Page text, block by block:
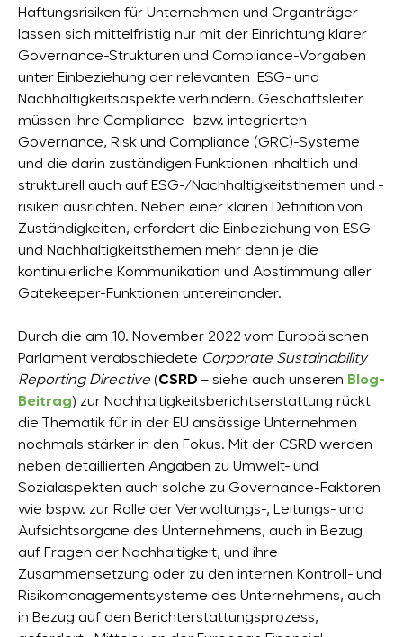
Haftungsrisiken für Unternehmen und Organträger
lassen sich mittelfristig nur mit der Einrichtung klarer
Governance-Strukturen und Compliance-Vorgaben
unter Einbeziehung der relevanten ESG- und
Nachhaltigkeitsaspekte verhindern. Geschäftsleiter
müssen ihre Compliance- bzw. integrierten
Governance, Risk und Compliance (GRC)-Systeme
und die darin zuständigen Funktionen inhaltlich und
strukturell auch auf ESG-/Nachhaltigkeitsthemen und -
risiken ausrichten. Neben einer klaren Definition von
Zuständigkeiten, erfordert die Einbeziehung von ESG-
und Nachhaltigkeitsthemen mehr denn je die
kontinuierliche Kommunikation und Abstimmung aller
Gatekeeper-Funktionen untereinander.
Durch die am 10. November 2022 vom Europäischen
Parlament verabschiedete Corporate Sustainability
Reporting Directive (CSRD – siehe auch unseren Blog-
Beitrag) zur Nachhaltigkeitsberichtserstattung rückt
die Thematik für in der EU ansässige Unternehmen
nochmals stärker in den Fokus. Mit der CSRD werden
neben detaillierten Angaben zu Umwelt- und
Sozialaspekten auch solche zu Governance-Faktoren
wie bspw. zur Rolle der Verwaltungs-, Leitungs- und
Aufsichtsorgane des Unternehmens, auch in Bezug
auf Fragen der Nachhaltigkeit, und ihre
Zusammensetzung oder zu den internen Kontroll- und
Risikomanagementsysteme des Unternehmens, auch
in Bezug auf den Berichterstattungsprozess,